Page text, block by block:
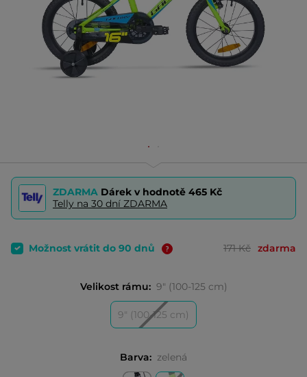
ZDARMA Dárek v hodnotě 465 Kč
Telly na 30 dní ZDARMA
Možnost vrátit do 90 dnů 171 Kč zdarma
Velikost rámu: 9" (100-125 cm)
9" (100-125 cm)
Barva: zelená